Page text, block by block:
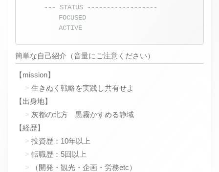
--- STATUS ------------------
FOCUSED
ACTIVE
簡単な自己紹介（音量にご注意ください）
【mission】
生きぬく戦略を実践し共有せよ
【出身地】
灰都の北方 黒霧かすめる静域
【経歴】
投資歴：10年以上
転職歴：5回以上
（開発・観光・企画・労務etc）